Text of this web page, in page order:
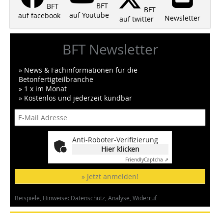
BFT
auf facebook
BFT
auf Youtube
BFT
auf twitter
Newsletter
BFT Newsletter
» News & Fachinformationen für die
Betonfertigteilbranche
» 1 x im Monat
» Kostenlos und jederzeit kündbar
Anti-Roboter-Verifizierung
Hier klicken
FriendlyCaptcha ⇗
» Jetzt anmelden!
Beispiele, Hinweise: Datenschutz, Analyse, Widerruf